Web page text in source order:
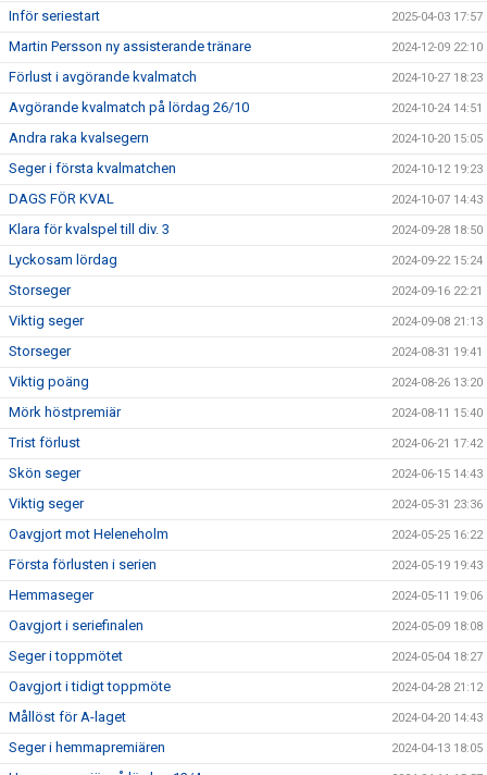
Inför seriestart 2025-04-03 17:57
Martin Persson ny assisterande tränare 2024-12-09 22:10
Förlust i avgörande kvalmatch 2024-10-27 18:23
Avgörande kvalmatch på lördag 26/10 2024-10-24 14:51
Andra raka kvalsegern 2024-10-20 15:05
Seger i första kvalmatchen 2024-10-12 19:23
DAGS FÖR KVAL 2024-10-07 14:43
Klara för kvalspel till div. 3 2024-09-28 18:50
Lyckosam lördag 2024-09-22 15:24
Storseger 2024-09-16 22:21
Viktig seger 2024-09-08 21:13
Storseger 2024-08-31 19:41
Viktig poäng 2024-08-26 13:20
Mörk höstpremiär 2024-08-11 15:40
Trist förlust 2024-06-21 17:42
Skön seger 2024-06-15 14:43
Viktig seger 2024-05-31 23:36
Oavgjort mot Heleneholm 2024-05-25 16:22
Första förlusten i serien 2024-05-19 19:43
Hemmaseger 2024-05-11 19:06
Oavgjort i seriefinalen 2024-05-09 18:08
Seger i toppmötet 2024-05-04 18:27
Oavgjort i tidigt toppmöte 2024-04-28 21:12
Mållöst för A-laget 2024-04-20 14:43
Seger i hemmapremiären 2024-04-13 18:05